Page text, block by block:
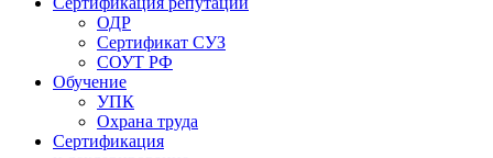
ОДР
Сертификат СУЗ
СОУТ РФ
Обучение
УПК
Охрана труда
Сертификация